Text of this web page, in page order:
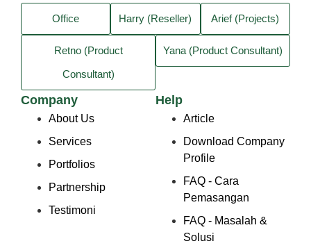
Office Harry (Reseller) Arief (Projects)
Retno (Product
Consultant)
Yana (Product Consultant)
Company
About Us
Services
Portfolios
Partnership
Testimoni
Help
Article
Download Company
Profile
FAQ - Cara
Pemasangan
FAQ - Masalah &
Solusi